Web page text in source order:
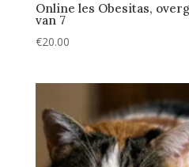
Online les Obesitas,
van 7
€20.00